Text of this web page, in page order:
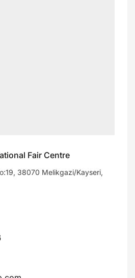
Fair Centre
38070 Melikgazi/Kayseri,